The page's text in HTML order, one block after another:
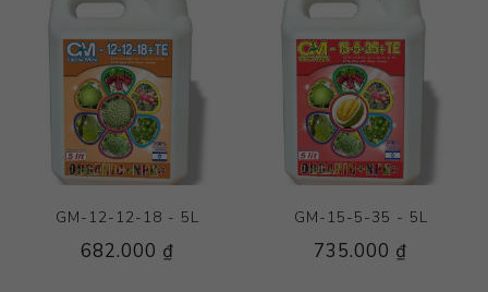
GM-12-12-18 - 5L
682.000 ₫
GM-15-5-35 - 5L
735.000 ₫